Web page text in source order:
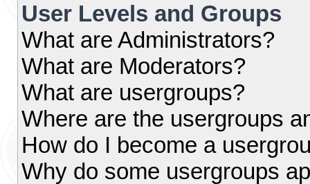
User Levels and Groups
What are Administrators?
What are Moderators?
What are usergroups?
Where are the usergroups
How do I become a
Why do some usergroups